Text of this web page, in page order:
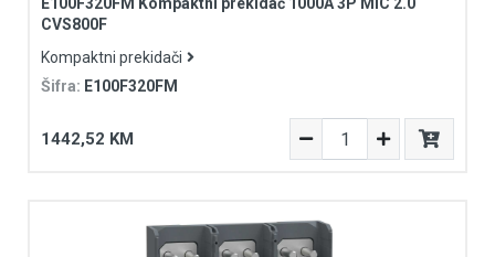
E100F320FM Kompaktni prekidač 1000A 3P MIC 2.0
CVS800F
Kompaktni prekidači
Šifra: E100F320FM
1442,52 KM